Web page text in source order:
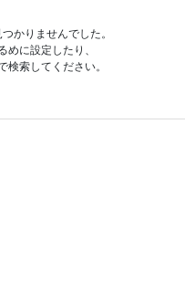
かりませんでした。
めに設定したり、
検索してください。